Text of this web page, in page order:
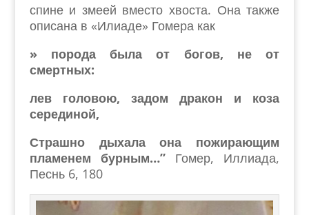
спине и змеей вместо хвоста. Она также
описана в «Илиаде» Гомера как
» порода была от богов, не от
смертных:
лев головою, задом дракон и коза
серединой,
Страшно дыхала она пожирающим
пламенем бурным…”Гомер, Иллиада,
Песнь 6, 180